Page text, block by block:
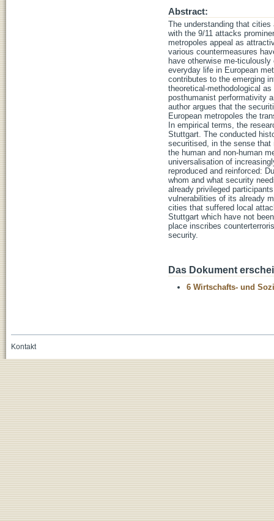
Abstract:
The understanding that cities
with the 9/11 attacks
metropoles appeal as
various countermeasures
have otherwise me-
everyday life in European
contributes to the emerging
theoretical-methodological
posthumanist performativity
author argues that the
European metropoles the
In empirical terms, the
Stuttgart. The conducted
securitised, in the sense
the human and non-human
universalisation of
reproduced and reinforced:
whom and what security
already privileged
vulnerabilities of its already
cities that suffered local
Stuttgart which have not
place inscribes
security.
Das Dokument
6 Wirtschafts- und
Kontakt